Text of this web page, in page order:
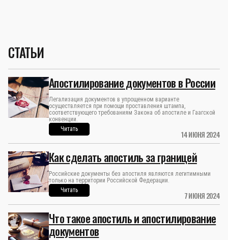
СТАТЬИ
14 ИЮНЯ 2024
Апостилирование документов в России
Легализация документов в упрощенном варианте
осуществляется при помощи проставления штампа,
соответствующего требованиям Закона об апостиле и Гаагской
конвенции.
Читать
7 ИЮНЯ 2024
Как сделать апостиль за границей
Российские документы без апостиля являются легитимными
только на территории Российской Федерации.
Читать
Что такое апостиль и апостилирование
документов